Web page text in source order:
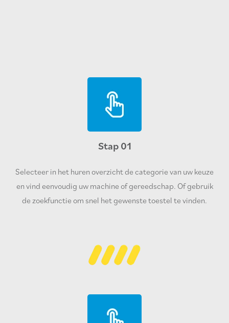
Stap 01
Selecteer in het huren overzicht de categorie van uw keuze
en vind eenvoudig uw machine of gereedschap. Of gebruik
de zoekfunctie om snel het gewenste toestel te vinden.